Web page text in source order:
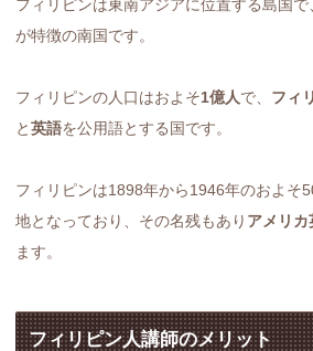
フィリピンは東南アジアに位置する島国
が特徴の南国です。
フィリピンの人口はおよそ1億人で、 フィ
と英語を公用語とする国です。
フィリピンは1898年から1946年のおよそ
地となっており、その名残もあり アメリ
ます。
フィリピン人講師のメリット